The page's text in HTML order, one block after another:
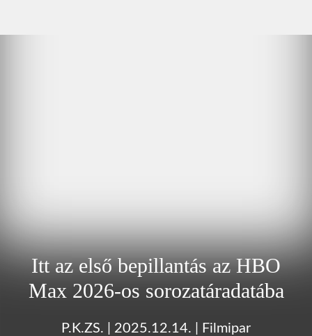
Itt az első bepillantás az HBO
Max 2026-os sorozatáradatába
P.K.ZS. 2025.12.14. Filmipar